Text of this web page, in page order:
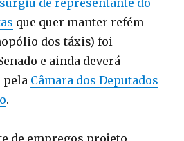
que quer manter refém
dos táxis) foi
e ainda deverá
pela Câmara dos Deputados
.
de empregos projeto